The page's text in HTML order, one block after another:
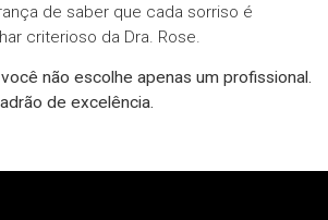
de saber que cada sorriso é
criterioso da Dra. Rose.
não escolhe apenas um profissional.
de excelência.